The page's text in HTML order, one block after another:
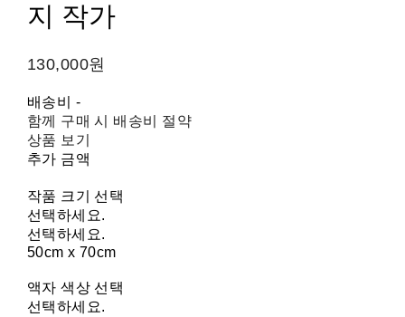
지 작가
130,000원
배송비 -
함께 구매 시 배송비 절약
상품 보기
추가 금액
작품 크기 선택
선택하세요.
선택하세요.
50cm x 70cm
액자 색상 선택
선택하세요.